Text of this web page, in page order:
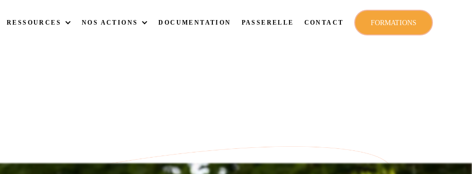
RESSOURCES NOS ACTIONS DOCUMENTATION PASSERELLE CONTACT FORMATIONS